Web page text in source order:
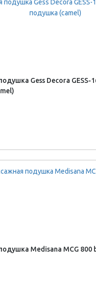
Gess Decora GESS-
Medisana MCG 800